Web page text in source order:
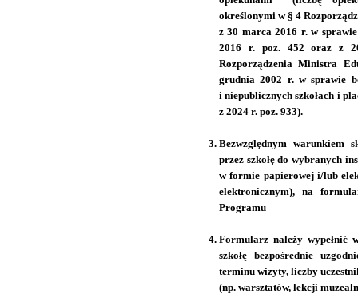
określonymi w § 4
z 30 marca 2016 r. w
2016 r. poz. 452 oraz z
Rozporządzenia Ministra
grudnia 2002 r. w sprawie
i niepublicznych szkołach i
z 2024 r. poz. 933).
Bezwzględnym warunkiem
przez szkołę do wybranych
w formie papierowej i/lub
elektronicznym), na
Programu
Formularz należy wypełnić
szkołę bezpośrednie
terminu wizyty, liczby
(np. warsztatów, lekcji